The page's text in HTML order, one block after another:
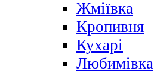
Жміївка
Кропивня
Кухарі
Любимівка